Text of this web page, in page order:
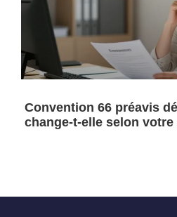
Convention 66 préavis
change-t-elle selon votre